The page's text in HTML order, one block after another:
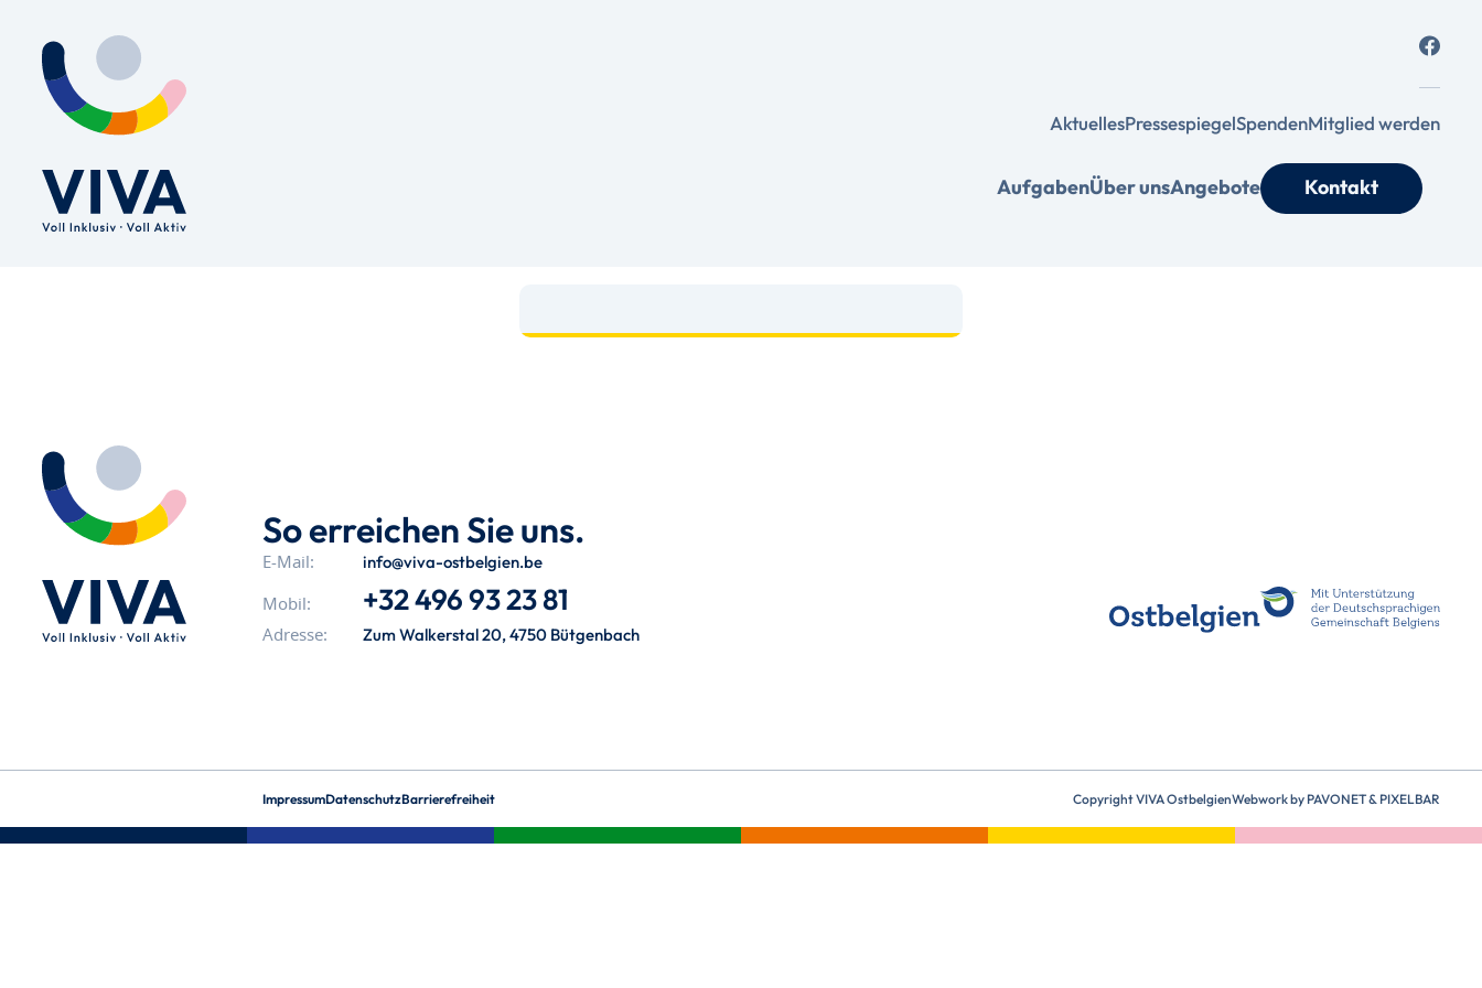
AktuellesPressespiegelSpendenMitglied werden
AufgabenÜber unsAngebote Kontakt
So erreichen Sie uns.
E-Mail: info@viva-ostbelgien.be
Mobil: +32 496 93 23 81
Adresse: Zum Walkerstal 20, 4750 Bütgenbach
ImpressumDatenschutzBarrierefreiheit Copyright VIVA OstbelgienWebwork by PAVONET& PIXELBAR